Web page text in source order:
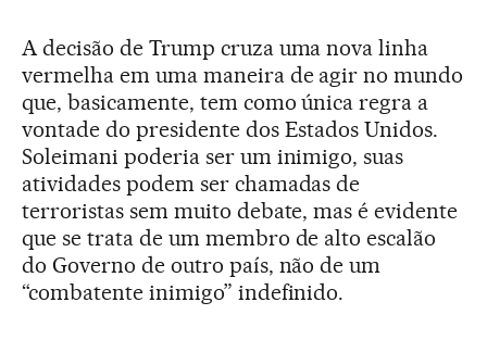
A decisão de Trump cruza uma nova linha
vermelha em uma maneira de agir no mundo
que, basicamente, tem como única regra a
vontade do presidente dos Estados Unidos.
Soleimani poderia ser um inimigo, suas
atividades podem ser chamadas de
terroristas sem muito debate, mas é evidente
que se trata de um membro de alto escalão
do Governo de outro país, não de um
“combatente inimigo” indefinido.